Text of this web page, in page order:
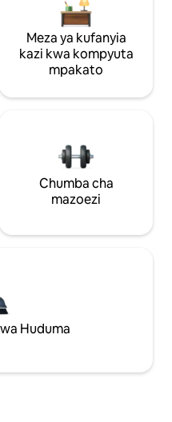
Meza ya kufanyia
kazi kwa kompyuta
mpakato
Chumba cha
mazoezi
Huduma